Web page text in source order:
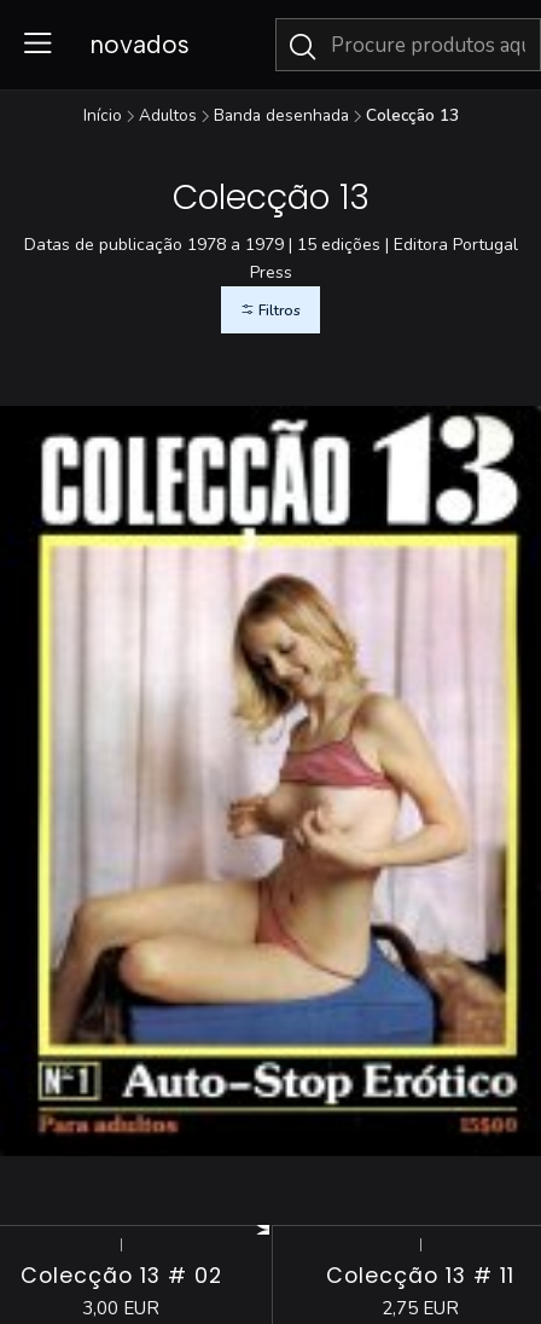
novados
Início Adultos Banda desenhada Colecção 13
Colecção 13
Datas de publicação 1978 a 1979 | 15 edições | Editora Portugal
Press
Filtros
|
Colecção 13 # 02
3,00 EUR
|
Colecção 13 # 11
2,75 EUR